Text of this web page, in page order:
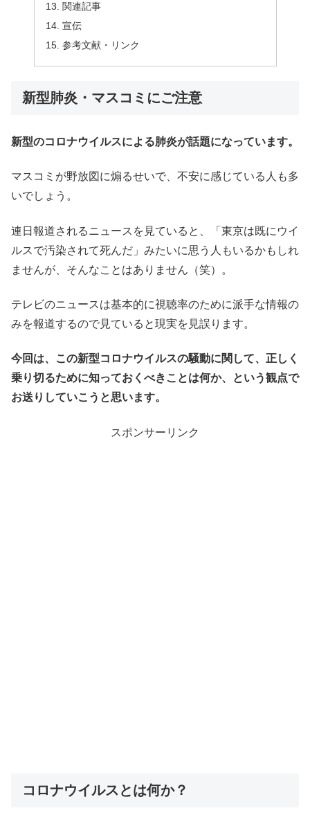
関連記事
宣伝
参考文献・リンク
新型肺炎・マスコミにご注意
新型のコロナウイルスによる肺炎が話題になっています。
マスコミが野放図に煽るせいで、不安に感じている人も多
いでしょう。
連日報道されるニュースを見ていると、「東京は既にウイ
ルスで汚染されて死んだ」みたいに思う人もいるかもしれ
ませんが、そんなことはありません（笑）。
テレビのニュースは基本的に視聴率のために派手な情報の
みを報道するので見ていると現実を見誤ります。
今回は、この新型コロナウイルスの騒動に関して、正しく
乗り切るために知っておくべきことは何か、という観点で
お送りしていこうと思います。
スポンサーリンク
コロナウイルスとは何か？